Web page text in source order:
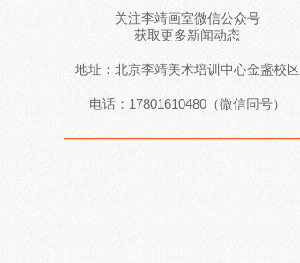
关注李靖画室微信公众号
获取更多新闻动态
地址：北京李靖美术培训中心金盏校区
电话：17801610480（微信同号）